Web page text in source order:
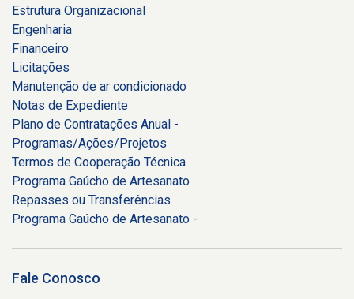
Estrutura Organizacional
Engenharia
Financeiro
Licitações
Manutenção de ar condicionado
Notas de Expediente
Plano de Contratações Anual -
Programas/Ações/Projetos
Termos de Cooperação Técnica
Programa Gaúcho de Artesanato
Repasses ou Transferências
Programa Gaúcho de Artesanato -
Fale Conosco